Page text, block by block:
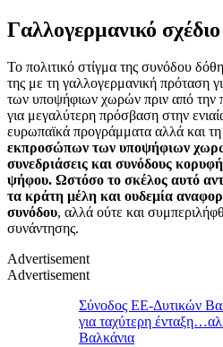
Γαλλογερμανικό σχέδιο
Το πολιτικό στίγμα της συνόδου
της με τη γαλλογερμανική πρόταση
των υποψήφιων χωρών πριν από την
για μεγαλύτερη πρόσβαση στην
ευρωπαϊκά προγράμματα αλλά και τη
εκπροσώπων των υποψήφιων
συνεδριάσεις και συνόδους
ψήφου. Ωστόσο το σκέλος αυτό
τα κράτη μέλη και ουδεμία
συνόδου, αλλά ούτε και
συνάντησης.
Advertisement
Advertisement
Σύνοδος ΕΕ-Δυτικών
για ταχύτερη
Βαλκάνια